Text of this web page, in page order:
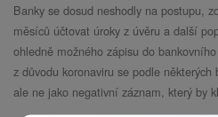
Banky se dosud neshodly na postupu,
měsíců účtovat úroky z úvěru a další
ohledně možného zápisu do
z důvodu koronaviru se podle
ale ne jako negativní záznam, který by